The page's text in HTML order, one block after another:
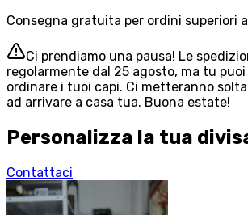
Consegna gratuita per ordini superiori
Ci prendiamo una pausa! Le
regolarmente dal 25 agosto, ma tu
ordinare i tuoi capi. Ci metteranno
ad arrivare a casa tua. Buona estate!
Personalizza la tua
Contattaci